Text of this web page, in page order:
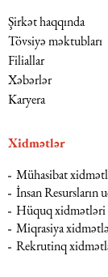
Şirkət haqqında
Tövsiyə məktubları
Filiallar
Xəbərlər
Karyera
Xidmətlər
Mühasibat
İnsan Resursların
Hüquq xidmətləri
Miqrasiya
Rekrutinq